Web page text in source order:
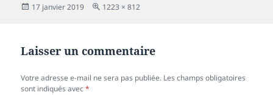
Publié
17 janvier 2019
Taille
1223 × 812
Laisser un commentaire
Votre adresse e-mail ne sera pas publiée. Les champs obligatoires
sont indiqués avec*